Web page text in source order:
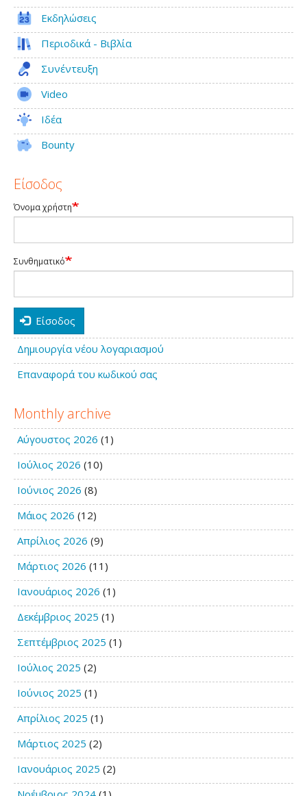
Εκδηλώσεις
Περιοδικά - Βιβλία
Συνέντευξη
Video
Ιδέα
Bounty
Είσοδος
Όνομα χρήστη
Συνθηματικό
Είσοδος
Δημιουργία νέου λογαριασμού
Επαναφορά του κωδικού σας
Monthly archive
Αύγουστος 2026 (1)
Ιούλιος 2026 (10)
Ιούνιος 2026 (8)
Μάιος 2026 (12)
Απρίλιος 2026 (9)
Μάρτιος 2026 (11)
Ιανουάριος 2026 (1)
Δεκέμβριος 2025 (1)
Σεπτέμβριος 2025 (1)
Ιούλιος 2025 (2)
Ιούνιος 2025 (1)
Απρίλιος 2025 (1)
Μάρτιος 2025 (2)
Ιανουάριος 2025 (2)